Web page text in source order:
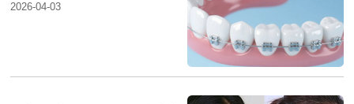
2026-04-03